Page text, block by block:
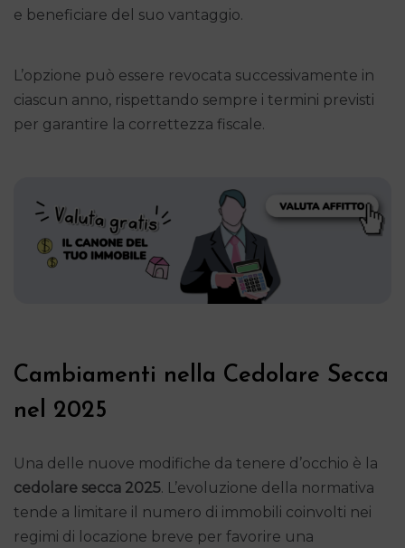
e beneficiare del suo vantaggio.
L’opzione può essere revocata successivamente in
ciascun anno, rispettando sempre i termini previsti
per garantire la correttezza fiscale.
Cambiamenti nella Cedolare Secca
nel 2025
Una delle nuove modifiche da tenere d’occhio è la
cedolare secca 2025. L’evoluzione della normativa
tende a limitare il numero di immobili coinvolti nei
regimi di locazione breve per favorire una